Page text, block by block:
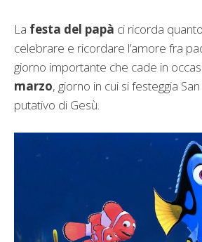
La festa del papà ci ricorda
celebrare e ricordare l’amore fra
giorno importante che cade in
marzo, giorno in cui si festeggia
putativo di Gesù.